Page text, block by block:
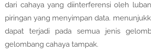
dari cahaya yang diinterferensi oleh
piringan yang menyimpan data.
dapat terjadi pada semua jenis
gelombang cahaya tampak.